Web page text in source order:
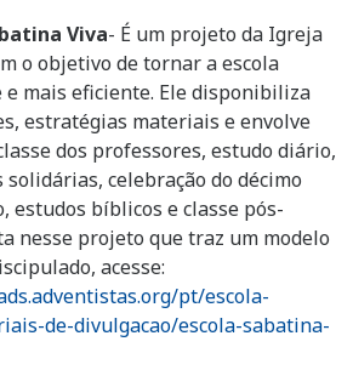
Viva- É um projeto da Igreja
o objetivo de tornar a escola
mais eficiente. Ele disponibiliza
estratégias materiais e envolve
dos professores, estudo diário,
solidárias, celebração do décimo
estudos bíblicos e classe pós-
nesse projeto que traz um modelo
acesse:
pt/escola-
de-divulgacao/escola-sabatina-